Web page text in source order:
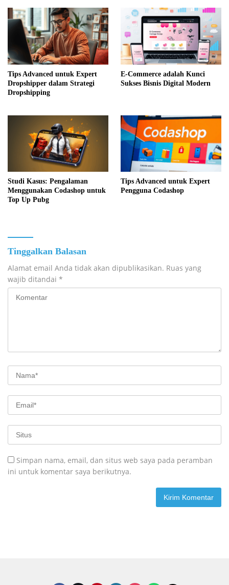
Tips Advanced untuk Expert
Dropshipper dalam Strategi
Dropshipping
E-Commerce adalah Kunci
Sukses Bisnis Digital Modern
Studi Kasus: Pengalaman
Menggunakan Codashop untuk
Top Up Pubg
Tips Advanced untuk Expert
Pengguna Codashop
Tinggalkan Balasan
Alamat email Anda tidak akan dipublikasikan. Ruas yang
wajib ditandai *
Simpan nama, email, dan situs web saya pada peramban
ini untuk komentar saya berikutnya.